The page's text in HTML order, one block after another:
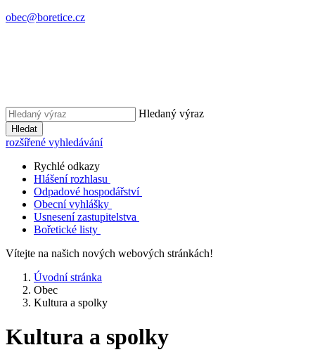
obec@boretice.cz
Hledaný výraz
Hledat
rozšířené vyhledávání
Rychlé odkazy
Hlášení rozhlasu
Odpadové hospodářství
Obecní vyhlášky
Usnesení zastupitelstva
Bořetické listy
Vítejte na našich nových webových stránkách!
Úvodní stránka
Obec
Kultura a spolky
Kultura a spolky